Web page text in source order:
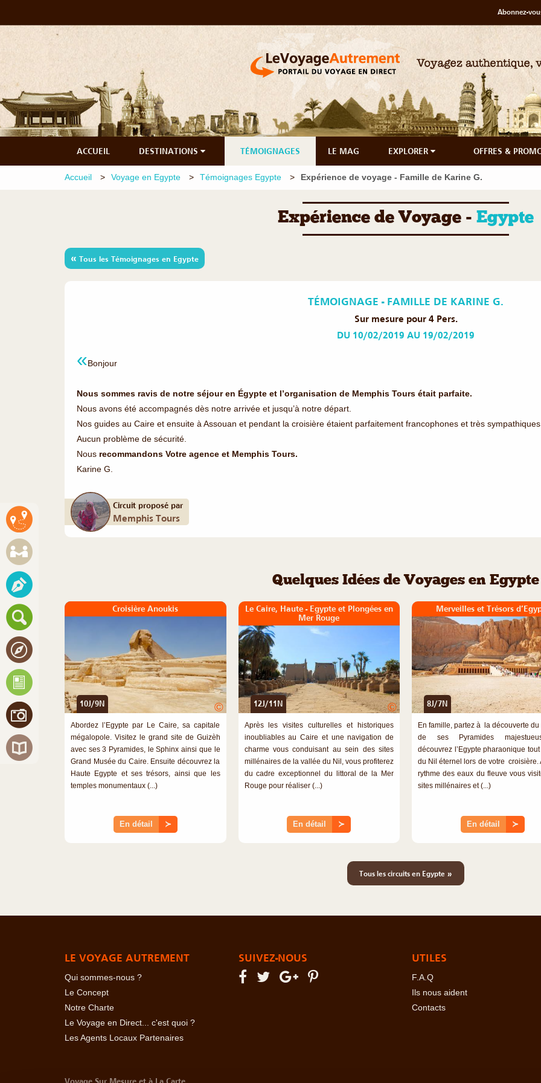
Abonnez-
ACCUEIL DESTINATIONS TÉMOIGNAGES LE MAG EXPLORER OFFRES &
Accueil Voyage en Egypte Témoignages Egypte Expérience de voyage - Famille de Karine G.
Expérience de Voyage - Egypte
« Tous les Témoignages en Egypte
TÉMOIGNAGE - FAMILLE DE KARINE G.
Sur mesure pour 4 Pers.
DU 10/02/2019 AU 19/02/2019
Bonjour
Nous sommes ravis de notre séjour en Égypte et l’organisation de Memphis Tours était parfaite.
Nous avons été accompagnés dès notre arrivée et jusqu’à notre départ.
Nos guides au Caire et ensuite à Assouan et pendant la croisière étaient parfaitement francophones et très
Aucun problème de sécurité.
Nous recommandons Votre agence et Memphis Tours.
Karine G.
Circuit proposé par
Memphis Tours
Quelques Idées de Voyages en Egypte
Croisière Anoukis
10J/9N ©
Abordez l’Egypte par Le Caire, sa capitale
mégalopole. Visitez le grand site de Guizèh
avec ses 3 Pyramides, le Sphinx ainsi que le
Grand Musée du Caire. Ensuite découvrez la
Haute Egypte et ses trésors, ainsi que les
temples monumentaux (...)
En détail ≻
Le Caire, Haute - Egypte et Plongées en
Mer Rouge
12J/11N ©
Après les visites culturelles et historiques
inoubliables au Caire et une navigation de
charme vous conduisant au sein des sites
millénaires de la vallée du Nil, vous profiterez
du cadre exceptionnel du littoral de la Mer
Rouge pour réaliser (...)
En détail ≻
Merveilles et Trésors
8J/7N
En famille, partez à la découverte du
de ses Pyramides
découvrez l’Egypte pharaonique
du Nil éternel lors de votre croisière.
rythme des eaux du fleuve vous
sites millénaires et (...)
En détail ≻
Tous les circuits en Egypte »
LE VOYAGE AUTREMENT
Qui sommes-nous ?
Le Concept
Notre Charte
Le Voyage en Direct... c'est quoi ?
Les Agents Locaux Partenaires
SUIVEZ-NOUS UTILES
F.A.Q
Ils nous aident
Contacts